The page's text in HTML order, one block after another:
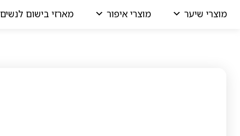
מוצרי שיער
מוצרי איפור מארזי בישום לנשים